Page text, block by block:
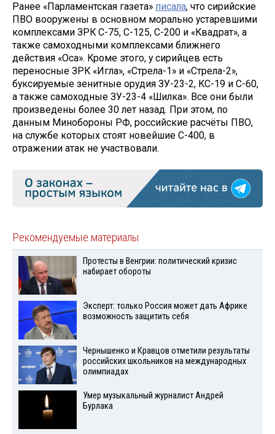
Ранее «Парламентская газета» писала, что сирийские
ПВО вооружены в основном морально устаревшими
комплексами ЗРК С-75, С-125, С-200 и «Квадрат», а
также самоходными комплексами ближнего
действия «Оса». Кроме этого, у сирийцев есть
переносные ЗРК «Игла», «Стрела-1» и «Стрела-2»,
буксируемые зенитные орудия ЗУ-23-2, КС-19 и С-60,
а также самоходные ЗУ-23-4 «Шилка». Все они были
произведены более 30 лет назад. При этом, по
данным Минобороны РФ, российские расчёты ПВО,
на службе которых стоят новейшие С-400, в
отражении атак не участвовали.
Рекомендуемые материалы
Протесты в Венгрии: политический кризис
набирает обороты
Эксперт: только Россия может дать Африке
возможность защитить себя
Чернышенко и Кравцов отметили результаты
российских школьников на международных
олимпиадах
Умер музыкальный журналист Андрей
Бурлака